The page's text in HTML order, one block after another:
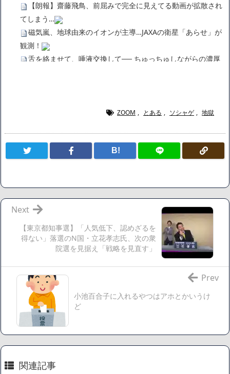
【朗報】齋藤飛鳥、前屈みで完全に見えてる動画が拡散され
てしまう…
磁気嵐、地球由来のイオンが主導…JAXAの衛星「あらせ」が
観測！
舌を絡ませて、唾液交換して── ちゅっちゅしながらの濃厚
広末涼子さん、正気に戻ってしまい絶望する・・・「アカ
割減
【画像】さくまあきら「桃鉄の赤マスは実際に行ってみてク
【愕然】ワイ「豚バラ220gカリッカリになるまで焼いて重さ
調べたろww(2割3割減ったら御の字やろなあww)」→結
果・・・・・・・・・・・・・・・・・・・
【悲報】ジェネリック医薬品、4割が承認書と異なる製造だ
ったことが発覚「衝撃的な数字だ」
【速報】楽天グループ、減損損失約160億円と約700億円の繰
延税金資産の取崩し
【悲報】読売新聞、「避難所の自販機が壊されて窃盗され
ZOOM , とある , ソシャゲ , 地獄
B!
【東京都知事選】「人気低下、認めざるを
得ない」落選のN国・立花孝志氏、次の衆
院選を見据え「戦略を見直す」
Next
小池百合子に入れるやつはアホとかいうけ
ど
Prev
関連記事